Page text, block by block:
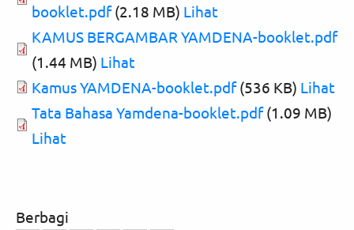
booklet.pdf(2.18 MB) Lihat
KAMUS BERGAMBAR YAMDENA-booklet.pdf
(1.44 MB) Lihat
Kamus YAMDENA-booklet.pdf(536 KB) Lihat
Tata Bahasa Yamdena-booklet.pdf(1.09 MB)
Lihat
Berbagi